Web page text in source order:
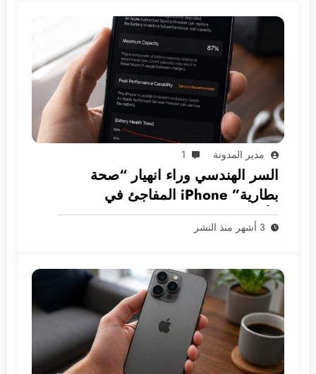
مدير المدونة 1
السر الهندسي وراء انهيار “صحة
بطارية” iPhone المفاجئ في
الأسواق العربية
3 أشهر منذ النشر